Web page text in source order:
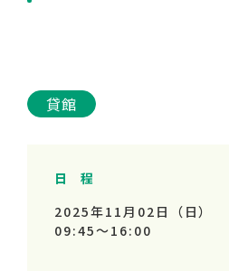
貸館
日 程
2025年11月02日（日）
09:45～ 16:00